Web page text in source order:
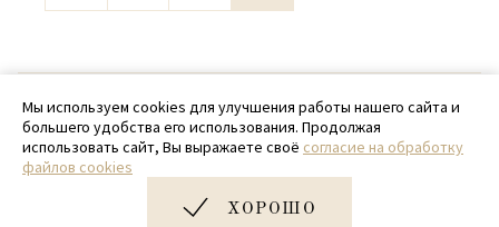
© 2020 - 2026 SamPack
+ 7 (918) 699-97-87
zakaz@sampack.store
Дизайн и разработка сайта
Мы используем cookies для улучшения работы нашего сайта и
большего удобства его использования. Продолжая
использовать сайт, Вы выражаете своё согласие на обработку
файлов cookies
ХОРОШО